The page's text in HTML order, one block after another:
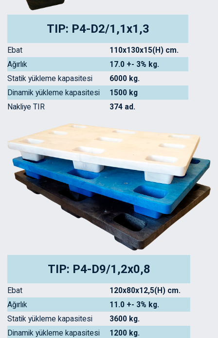
TIP: P4-D2/1,1x1,3
Ebat
110x130x15(H) cm.
Ağırlık
17.0 +- 3% kg.
Statik yükleme kapasitesi
6000 kg.
Dinamik yükleme kapasitesi
1500 kg
Nakliye TIR
374 ad.
TIP: P4-D9/1,2x0,8
Ebat
120x80x12,5(H) cm.
Ağırlık
11.0 +- 3% kg.
Statik yükleme kapasitesi
3600 kg.
Dinamik yükleme kapasitesi
1200 kg.